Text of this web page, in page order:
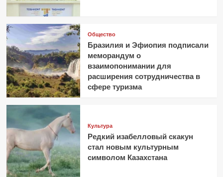
Общество
Бразилия и Эфиопия подписали
меморандум о
взаимопонимании для
расширения сотрудничества в
сфере туризма
Культура
Редкий изабелловый скакун
стал новым культурным
символом Казахстана